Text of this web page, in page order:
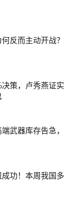
反而主动开战？
策，卢秀燕证实
武器库存告急，
功！本周我国多